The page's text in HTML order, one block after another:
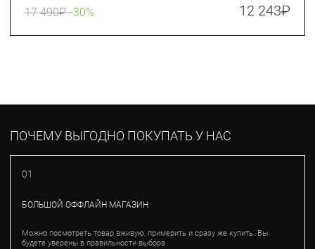
17 490₽–30% 12 243₽
ПОЧЕМУ ВЫГОДНО ПОКУПАТЬ У НАС
01
БОЛЬШОЙ ОФФЛАЙН МАГАЗИН
Можно посмотреть товар вживую, примерить и сразу же купить. Вы
будете уверены в правильности выбора